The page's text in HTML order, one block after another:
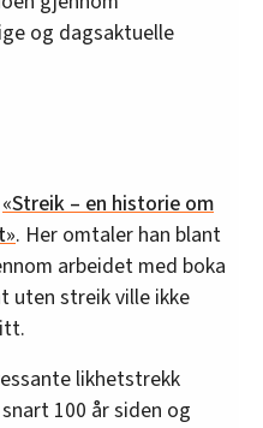
og dagsaktuelle
«Streik – en historie om
. Her omtaler han blant
arbeidet med boka
uten streik ville ikke
likhetstrekk
100 år siden og